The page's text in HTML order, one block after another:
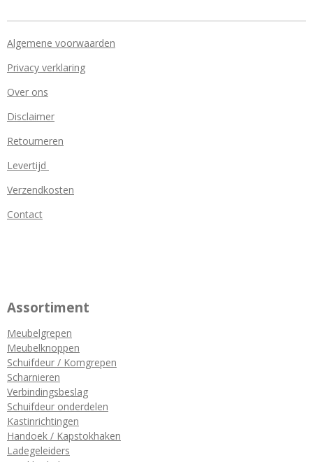
Algemene voorwaarden
Privacy verklaring
Over ons
Disclaimer
Retourneren
Levertijd
Verzendkosten
Contact
Assortiment
Meubelgrepen
Meubelknoppen
Schuifdeur / Komgrepen
Scharnieren
Verbindingsbeslag
Schuifdeur onderdelen
Kastinrichtingen
Handoek / Kapstokhaken
Ladegeleiders